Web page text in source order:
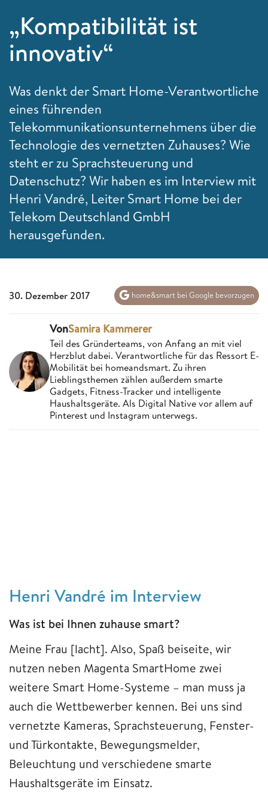
„Kompatibilität ist
innovativ“
Was denkt der Smart Home-Verantwortliche
eines führenden
Telekommunikationsunternehmens über die
Technologie des vernetzten Zuhauses? Wie
steht er zu Sprachsteuerung und
Datenschutz? Wir haben es im Interview mit
Henri Vandré, Leiter Smart Home bei der
Telekom Deutschland GmbH
herausgefunden.
30. Dezember 2017 home&smart bei Google bevorzugen
VonSamira Kammerer
Teil des Gründerteams, von Anfang an mit viel
Herzblut dabei. Verantwortliche für das Ressort E-
Mobilität bei homeandsmart. Zu ihren
Lieblingsthemen zählen außerdem smarte
Gadgets, Fitness-Tracker und intelligente
Haushaltsgeräte. Als Digital Native vor allem auf
Pinterest und Instagram unterwegs.
Henri Vandré im Interview
Was ist bei Ihnen zuhause smart?
Meine Frau [lacht]. Also, Spaß beiseite, wir
nutzen neben Magenta SmartHome zwei
weitere Smart Home-Systeme – man muss ja
auch die Wettbewerber kennen. Bei uns sind
vernetzte Kameras, Sprachsteuerung, Fenster-
und Türkontakte, Bewegungsmelder,
Beleuchtung und verschiedene smarte
Haushaltsgeräte im Einsatz.